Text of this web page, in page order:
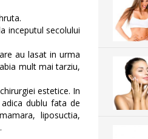
inceputul secolului
au lasat in urma
mult mai tarziu,
estetice. In
dublu fata de
liposuctia,